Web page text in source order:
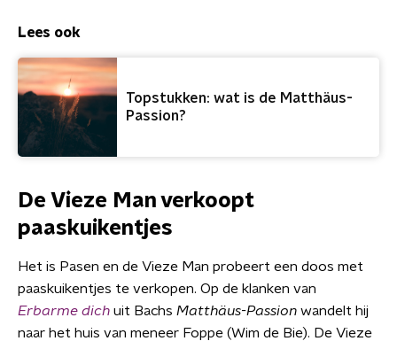
Lees ook
Topstukken: wat is de Matthäus-
Passion?
De Vieze Man verkoopt
paaskuikentjes
Het is Pasen en de Vieze Man probeert een doos met
paaskuikentjes te verkopen. Op de klanken van
Erbarme dich uit Bachs Matthäus-Passion wandelt hij
naar het huis van meneer Foppe (Wim de Bie). De Vieze